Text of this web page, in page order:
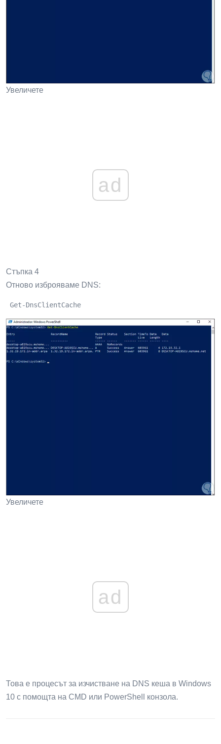
Увеличете
ad
Стъпка 4
Отново изброяваме DNS:
Get-DnsClientCache
Увеличете
ad
Това е процесът за изчистване на DNS кеша в Windows
10 с помощта на CMD или PowerShell конзола.